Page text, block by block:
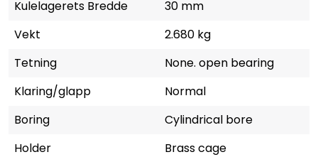
Kulelagerets Bredde
30 mm
Vekt
2.680 kg
Tetning
None. open bearing
Klaring/glapp
Normal
Boring
Cylindrical bore
Holder
Brass cage